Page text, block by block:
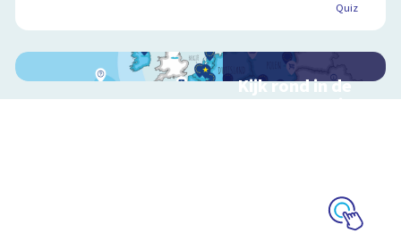
Quiz
Kijk rond in de
Europese Unie